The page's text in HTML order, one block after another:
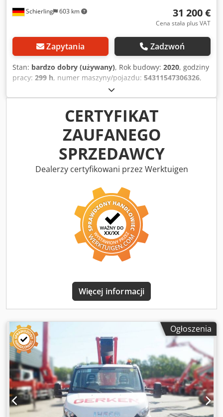
Schierling 603 km 31 200 €
Cena stała plus VAT
Zapytania Zadzwoń
Stan: bardzo dobry (używany), Rok budowy: 2020, godziny
pracy: 299 h, numer maszyny/pojazdu: 54311547306326,
, masa całkowita:
paliwa:elektryczny, szerokość produktu (maks.):1 200
, wysokość robocza:12 650 mm, typ silnika:
Elektryczny, producent: JLG Chodozgzy Njpfx Alrja
CERTYFIKAT
ZAUFANEGO
SPRZEDAWCY
Dealerzy certyfikowani przez Werktuigen
Więcej informacji
Ogłoszenia